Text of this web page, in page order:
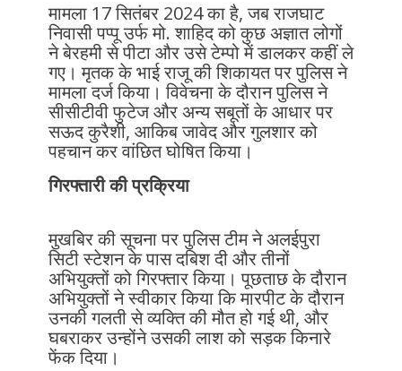
मामला 17 सितंबर 2024 का है, जब राजघाट
निवासी पप्पू उर्फ मो. शाहिद को कुछ अज्ञात लोगों
ने बेरहमी से पीटा और उसे टेम्पो में डालकर कहीं ले
गए। मृतक के भाई राजू की शिकायत पर पुलिस ने
मामला दर्ज किया। विवेचना के दौरान पुलिस ने
सीसीटीवी फुटेज और अन्य सबूतों के आधार पर
सऊद कुरैशी, आकिब जावेद और गुलशार को
पहचान कर वांछित घोषित किया।
गिरफ्तारी की प्रक्रिया
मुखबिर की सूचना पर पुलिस टीम ने अलईपुरा
सिटी स्टेशन के पास दबिश दी और तीनों
अभियुक्तों को गिरफ्तार किया। पूछताछ के दौरान
अभियुक्तों ने स्वीकार किया कि मारपीट के दौरान
उनकी गलती से व्यक्ति की मौत हो गई थी, और
घबराकर उन्होंने उसकी लाश को सड़क किनारे
फेंक दिया।